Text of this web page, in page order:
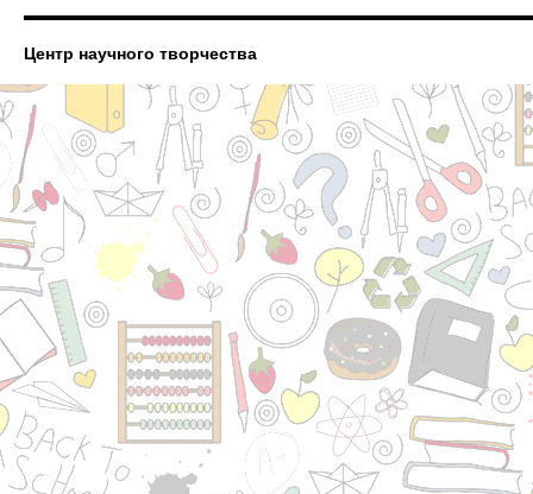
Центр научного творчества